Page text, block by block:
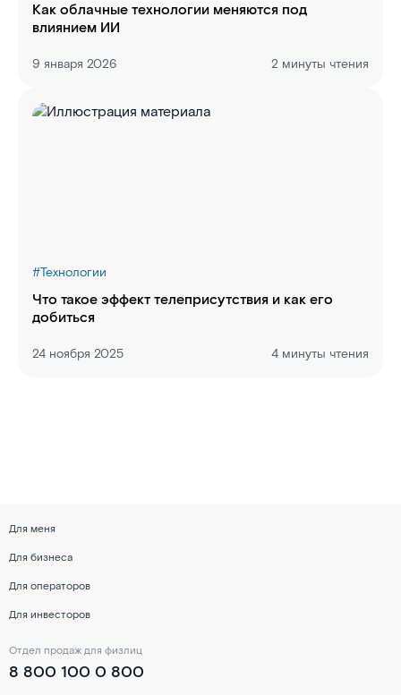
Как облачные технологии меняются под
влиянием ИИ
9 января 2026 2 минуты чтения
#Технологии
Что такое эффект телеприсутствия и как его
добиться
24 ноября 2025 4 минуты чтения
Для меня
Для бизнеса
Для операторов
Для инвесторов
Отдел продаж для физлиц
8 800 100 0 800